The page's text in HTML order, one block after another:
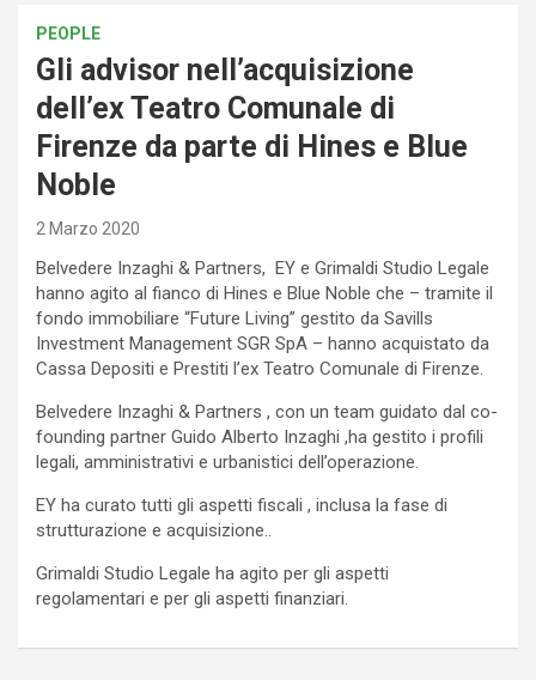
PEOPLE
Gli advisor nell’acquisizione
dell’ex Teatro Comunale di
Firenze da parte di Hines e Blue
Noble
2 Marzo 2020
Belvedere Inzaghi & Partners, EY e Grimaldi Studio Legale
hanno agito al fianco di Hines e Blue Noble che – tramite il
fondo immobiliare “Future Living” gestito da Savills
Investment Management SGR SpA – hanno acquistato da
Cassa Depositi e Prestiti l’ex Teatro Comunale di Firenze.
Belvedere Inzaghi & Partners , con un team guidato dal co-
founding partner Guido Alberto Inzaghi ,ha gestito i profili
legali, amministrativi e urbanistici dell’operazione.
EY ha curato tutti gli aspetti fiscali , inclusa la fase di
strutturazione e acquisizione..
Grimaldi Studio Legale ha agito per gli aspetti
regolamentari e per gli aspetti finanziari.